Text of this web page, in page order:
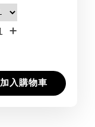
+
加入購物車